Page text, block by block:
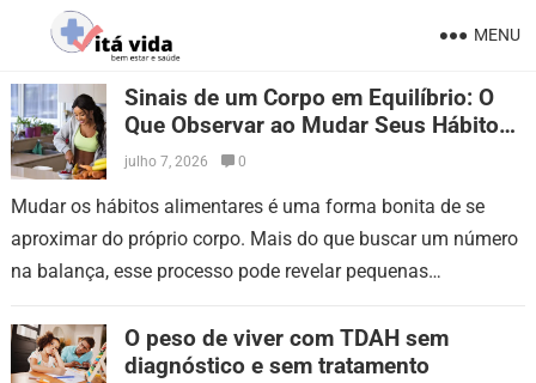
MENU
Sinais de um Corpo em Equilíbrio: O
Que Observar ao Mudar Seus Hábitos
Alimentares
julho 7, 2026 0
Mudar os hábitos alimentares é uma forma bonita de se
aproximar do próprio corpo. Mais do que buscar um número
na balança, esse processo pode revelar pequenas
O peso de viver com TDAH sem
diagnóstico e sem tratamento